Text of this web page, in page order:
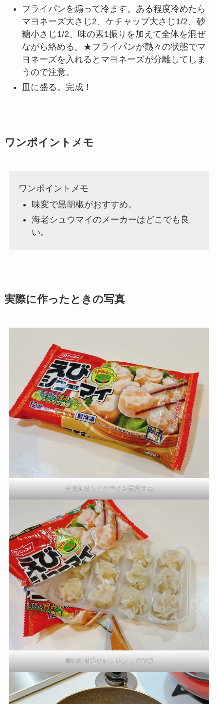
フライパンを煽って冷ます。ある程度冷めたら
マヨネーズ大さじ2、ケチャップ大さじ1/2、砂
糖小さじ1/2、味の素1振りを加えて全体を混ぜ
ながら絡める。★フライパンが熱々の状態でマ
ヨネーズを入れるとマヨネーズが分離してしま
うので注意。
皿に盛る。完成！
ワンポイントメモ
ワンポイントメモ
味変で黒胡椒がおすすめ。
海老シュウマイのメーカーはどこでも良
い。
実際に作ったときの写真
冷凍海老シュウマイを用意する
表記時間通りレンチンして解凍